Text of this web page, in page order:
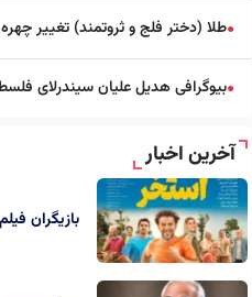
●طلا (دختر فلج و ثروتمند) تغییر چهره
●بیوگرافی هدیل علیان سیندرلای
آخرین اخبار
بازیگران